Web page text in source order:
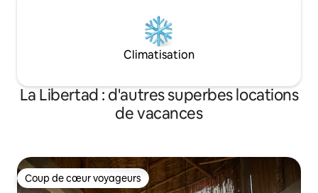
Climatisation
La Libertad : d'autres superbes locations
de vacances
Coup de cœur voyageurs
Coup de cœur voyageurs